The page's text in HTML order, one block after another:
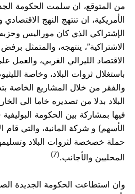
من المتوقع، ان سلمت الحكومة
الأمريكية، ان تنتهج النهج
الإشتراكي الذي كان موراليس
الاشتراكية”، ينتهجه، والمتمثل
الاقتصاد الليرالي الغربي، والعمل
باستغلال ثروات البلاد، وخاصة
والفقر من خلال المشاريع الخاصة
البلاد بدلا من تصديره خاما الى
فيها بمشاركة بين الحكومة
الأسهم) و شركة المانية، والتي قام
حملة خصخصة لثروات البلاد
المحليين والأجانب.(7)
وان استطاعت الحكومة الجديدة